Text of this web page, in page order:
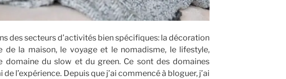
des secteurs d’activités bien spécifiques: la décoration
de la maison, le voyage et le nomadisme, le lifestyle,
domaine du slow et du green. Ce sont des domaines
de l’expérience. Depuis que j’ai commencé à bloguer, j’ai